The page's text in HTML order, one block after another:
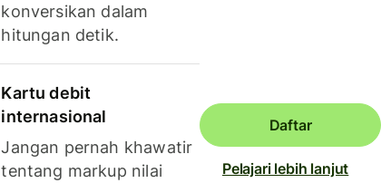
konversikan dalam
hitungan detik.
Kartu debit
internasional
Jangan pernah khawatir
tentang markup nilai
Daftar
Pelajari lebih lanjut